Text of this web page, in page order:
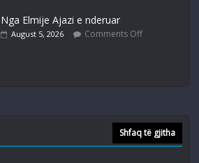
Nga Elmije Ajazi e nderuar
August 5, 2026 Comments Off
Shfaq të gjitha